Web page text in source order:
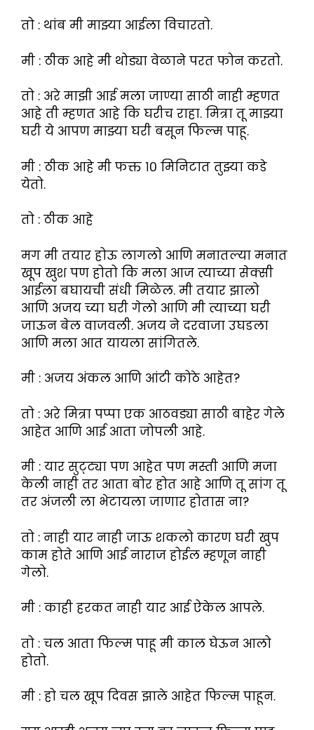
तो : थांब मी माझ्या आईला विचारतो.
मी : ठीक आहे मी थोड्या वेळाने परत फोन करतो.
तो : अरे माझी आई मला जाण्या साठी नाही म्हणत
आहे ती म्हणत आहे कि घरीच राहा. मित्रा तू माझ्या
घरी ये आपण माझ्या घरी बसून फिल्म पाहू.
मी : ठीक आहे मी फक्त १० मिनिटात तुझ्या कडे
येतो.
तो : ठीक आहे
मग मी तयार होऊ लागलो आणि मनातल्या मनात
खूप खुश पण होतो कि मला आज त्याच्या सेक्सी
आईला बघायची संधी मिळेल. मी तयार झालो
आणि अजय च्या घरी गेलो आणि मी त्याच्या घरी
जाऊन बेल वाजवली. अजय ने दरवाजा उघडला
आणि मला आत यायला सांगितले.
मी : अजय अंकल आणि आंटी कोठे आहेत?
तो : अरे मित्रा पप्पा एक आठवड्या साठी बाहेर गेले
आहेत आणि आई आता जोपली आहे.
मी : यार सुट्ट्या पण आहेत पण मस्ती आणि मजा
केली नाही तर आता बोर होत आहे आणि तू सांग तू
तर अंजली ला भेटायला जाणार होतास ना?
तो : नाही यार नाही जाऊ शकलो कारण घरी खुप
काम होते आणि आई नाराज होईल म्हणून नाही
गेलो.
मी : काही हरकत नाही यार आई ऐकेल आपले.
तो : चल आता फिल्म पाहू मी काल घेऊन आलो
होतो.
मी : हो चल खूप दिवस झाले आहेत फिल्म पाहून.